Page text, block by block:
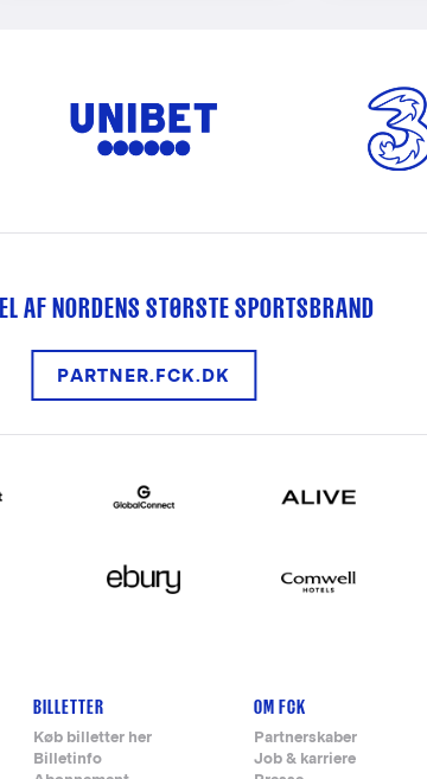
AF NORDENS STØRSTE SPORTSBRAND
PARTNER.FCK.DK
BILLETTER
Køb billetter her
Billetinfo
OM FCK
Partnerskaber
Job & karriere